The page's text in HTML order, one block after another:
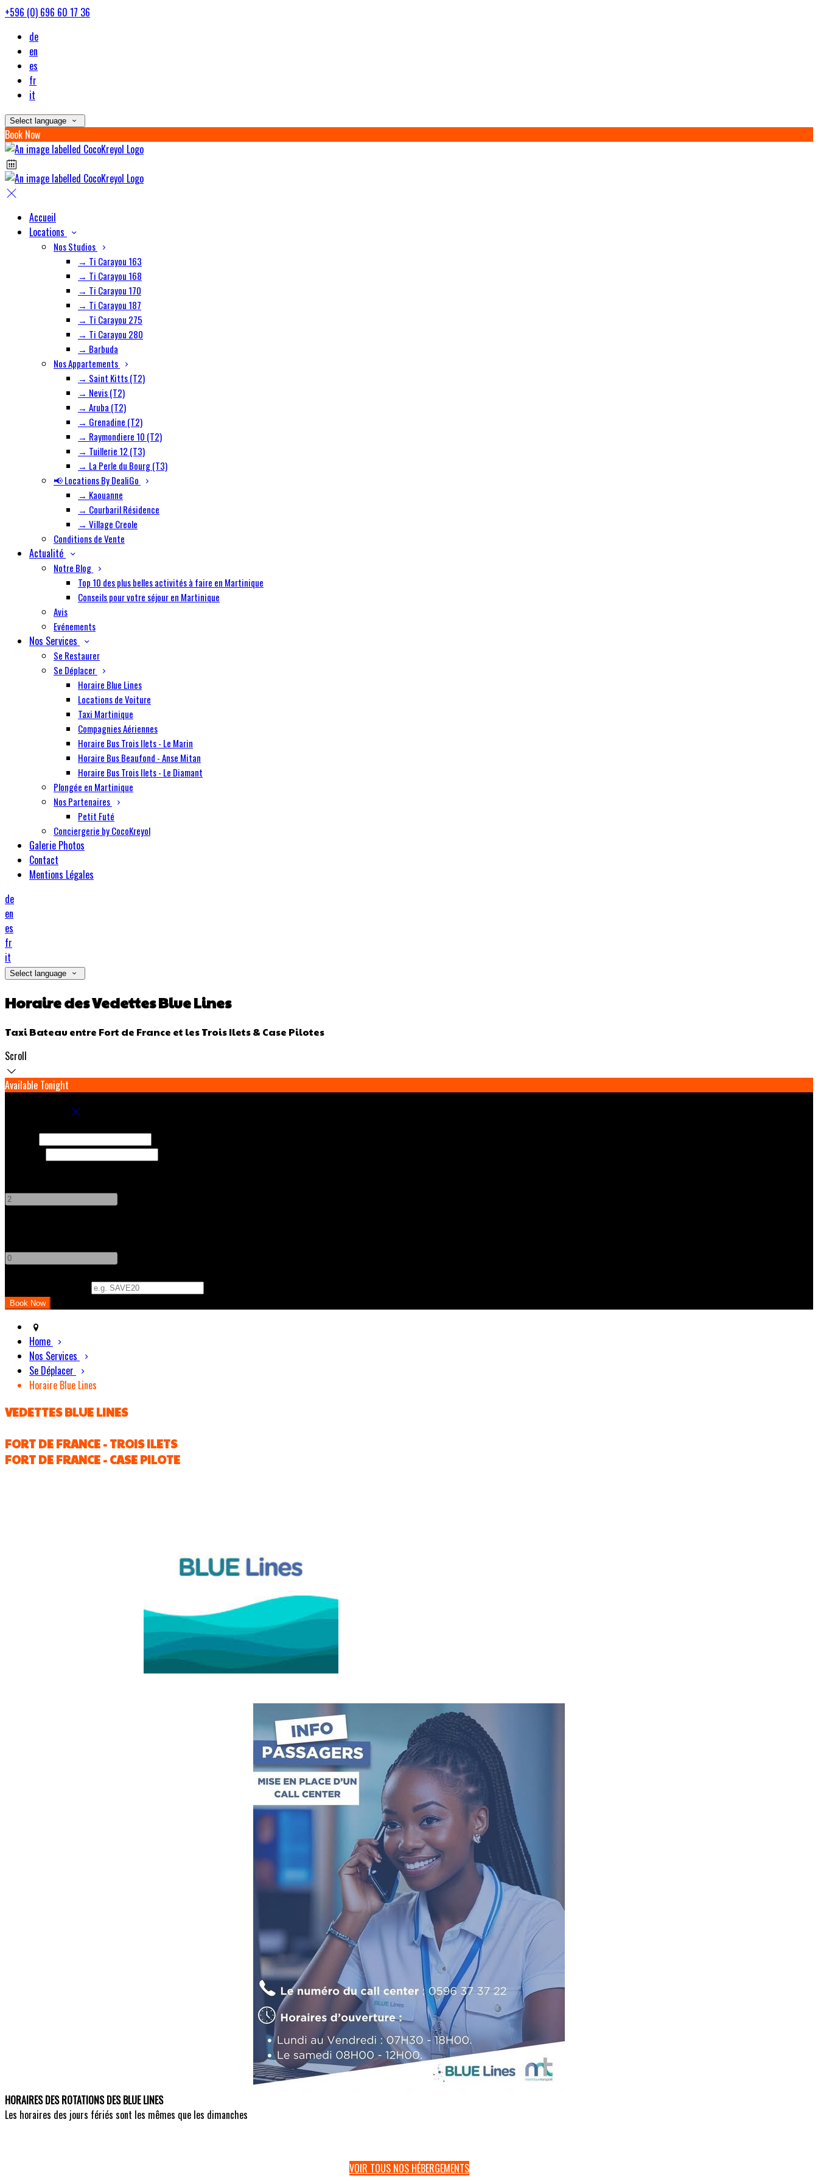
+596 (0) 696 60 17 36
de
en
es
fr
it
Select language
Book Now
Accueil
Locations
Nos Studios
→ Ti Carayou 163
→ Ti Carayou 168
→ Ti Carayou 170
→ Ti Carayou 187
→ Ti Carayou 275
→ Ti Carayou 280
→ Barbuda
Nos Appartements
→ Saint Kitts (T2)
→ Nevis (T2)
→ Aruba (T2)
→ Grenadine (T2)
→ Raymondiere 10 (T2)
→ Tuillerie 12 (T3)
→ La Perle du Bourg (T3)
📢 Locations By DealiGo
→ Kaouanne
→ Courbaril Résidence
→ Village Creole
Conditions de Vente
Actualité
Notre Blog
Top 10 des plus belles activités à faire en Martinique
Conseils pour votre séjour en Martinique
Avis
Evénements
Nos Services
Se Restaurer
Se Déplacer
Horaire Blue Lines
Locations de Voiture
Taxi Martinique
Compagnies Aériennes
Horaire Bus Trois Ilets - Le Marin
Horaire Bus Beaufond - Anse Mitan
Horaire Bus Trois Ilets - Le Diamant
Plongée en Martinique
Nos Partenaires
Petit Futé
Conciergerie by CocoKreyol
Galerie Photos
Contact
Mentions Légales
de
en
es
fr
it
Select language
Horaire des Vedettes Blue Lines
Taxi Bateau entre Fort de France et les Trois Ilets & Case Pilotes
Scroll
Available Tonight
Home
Nos Services
Se Déplacer
Horaire Blue Lines
VEDETTES BLUE LINES
FORT DE FRANCE - TROIS ILETS
FORT DE FRANCE - CASE PILOTE
HORAIRES DES ROTATIONS DES BLUE LINES
Les horaires des jours fériés sont les mêmes que les dimanches
VOIR TOUS NOS HÉBERGEMENTS